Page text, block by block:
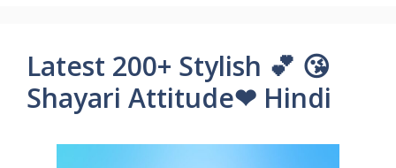
Latest 200+ Stylish 💕 😘
Shayari Attitude❤ Hindi